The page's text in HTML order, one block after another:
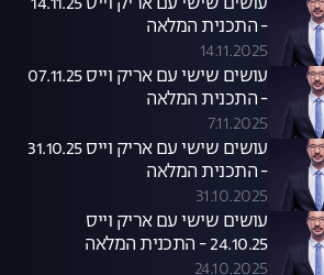
- התכנית המלאה
14.11.2025
עושים שישי עם אריק וייס 07.11.25
- התכנית המלאה
7.11.2025
עושים שישי עם אריק וייס 31.10.25
- התכנית המלאה
31.10.2025
עושים שישי עם אריק וייס
24.10.25 - התכנית המלאה
24.10.2025